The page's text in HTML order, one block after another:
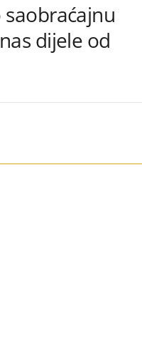
dijele od